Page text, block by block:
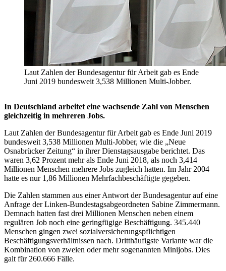
Laut Zahlen der Bundesagentur für Arbeit gab es Ende
Juni 2019 bundesweit 3,538 Millionen Multi-Jobber.
In Deutschland arbeitet eine wachsende Zahl von Menschen
gleichzeitig in mehreren Jobs.
Laut Zahlen der Bundesagentur für Arbeit gab es Ende Juni 2019
bundesweit 3,538 Millionen Multi-Jobber, wie die „Neue
Osnabrücker Zeitung“ in ihrer Dienstagsausgabe berichtet. Das
waren 3,62 Prozent mehr als Ende Juni 2018, als noch 3,414
Millionen Menschen mehrere Jobs zugleich hatten. Im Jahr 2004
hatte es nur 1,86 Millionen Mehrfachbeschäftigte gegeben.
Die Zahlen stammen aus einer Antwort der Bundesagentur auf eine
Anfrage der Linken-Bundestagsabgeordneten Sabine Zimmermann.
Demnach hatten fast drei Millionen Menschen neben einem
regulären Job noch eine geringfügige Beschäftigung. 345.440
Menschen gingen zwei sozialversicherungspflichtigen
Beschäftigungsverhältnissen nach. Dritthäufigste Variante war die
Kombination von zweien oder mehr sogenannten Minijobs. Dies
galt für 260.666 Fälle.